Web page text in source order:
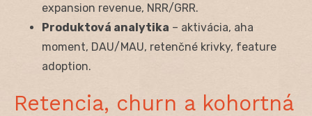
expansion revenue, NRR/GRR.
Produktová analytika – aktivácia, aha
moment, DAU/MAU, retenčné krivky, feature
adoption.
Retencia, churn a kohortná